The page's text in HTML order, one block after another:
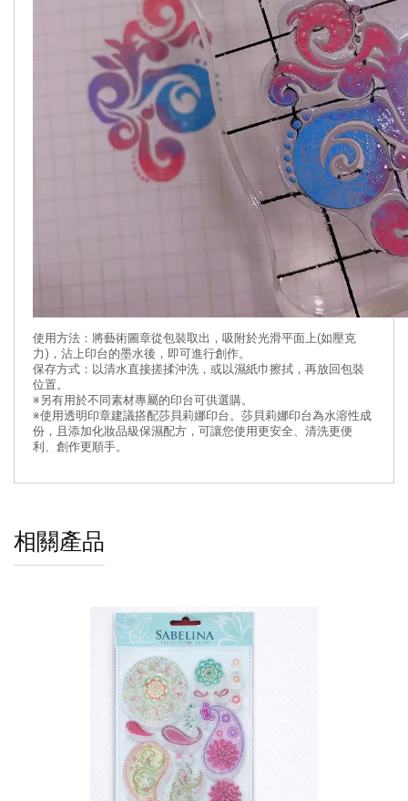
使用方法：將藝術圖章從包裝取出，吸附於光滑平面上(如壓克
力)，沾上印台的墨水後，即可進行創作。
保存方式：以清水直接搓揉沖洗，或以濕紙巾擦拭，再放回包裝
位置。
※另有用於不同素材專屬的印台可供選購。
※使用透明印章建議搭配莎貝莉娜印台。莎貝莉娜印台為水溶性成
份，且添加化妝品級保濕配方，可讓您使用更安全、清洗更便
利、創作更順手。
相關產品